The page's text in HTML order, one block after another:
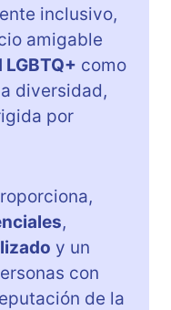
inclusivo,
amigable
como
diversidad,
por
,
y un
con
de la